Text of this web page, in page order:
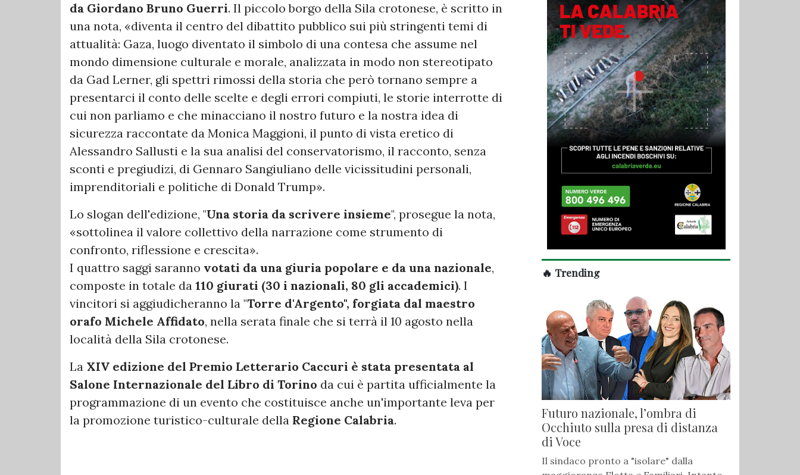
da Giordano Bruno Guerri. Il piccolo borgo della Sila crotonese, è scritto in
una nota, «diventa il centro del dibattito pubblico sui più stringenti temi di
attualità: Gaza, luogo diventato il simbolo di una contesa che assume nel
mondo dimensione culturale e morale, analizzata in modo non stereotipato
da Gad Lerner, gli spettri rimossi della storia che però tornano sempre a
presentarci il conto delle scelte e degli errori compiuti, le storie interrotte di
cui non parliamo e che minacciano il nostro futuro e la nostra idea di
sicurezza raccontate da Monica Maggioni, il punto di vista eretico di
Alessandro Sallusti e la sua analisi del conservatorismo, il racconto, senza
sconti e pregiudizi, di Gennaro Sangiuliano delle vicissitudini personali,
imprenditoriali e politiche di Donald Trump».
Lo slogan dell'edizione, "Una storia da scrivere insieme", prosegue la nota,
«sottolinea il valore collettivo della narrazione come strumento di
confronto, riflessione e crescita».
I quattro saggi saranno votati da una giuria popolare e da una nazionale,
composte in totale da 110 giurati (30 i nazionali, 80 gli accademici). I
vincitori si aggiudicheranno la "Torre d'Argento", forgiata dal maestro
orafo Michele Affidato, nella serata finale che si terrà il 10 agosto nella
località della Sila crotonese.
La XIV edizione del Premio Letterario Caccuri è stata presentata al
Salone Internazionale del Libro di Torino da cui è partita ufficialmente la
programmazione di un evento che costituisce anche un'importante leva per
la promozione turistico-culturale della Regione Calabria.
🔥 Trending
Futuro nazionale, l’ombra di
Occhiuto sulla presa di distanza
di Voce
Il sindaco pronto a "isolare" dalla